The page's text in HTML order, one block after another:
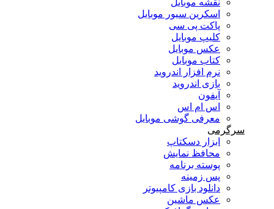
نقشه موبایل
اسکرین سیور موبایل
پاکت پی سی
کلیپ موبایل
عکس موبایل
کتاب موبایل
نرم افزار اندروید
بازی اندروید
آیفون
اس ام اس
معرفی گوشی موبایل
سرگرمی
ابزار دسکتاپ
محافظ نمایش
پوسته برنامه
پس زمینه
دانلود بازی کامپیوتر
عکس ماشین